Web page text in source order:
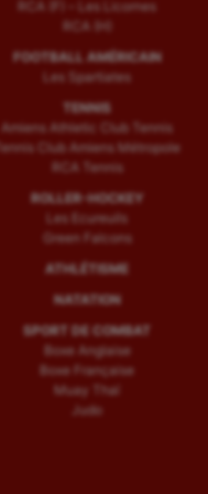
RCA (F) – Les Licornes
RCA (H)
FOOTBALL AMÉRICAIN
Les Spartiates
TENNIS
Amiens Athletic Club Tennis
Tennis Club Amiens Métropole
RCA Tennis
ROLLER-HOCKEY
Les Ecureuils
Green Falcons
ATHLÉTISME
NATATION
SPORT DE COMBAT
Boxe Anglaise
Boxe Française
Muay Thaï
Judo